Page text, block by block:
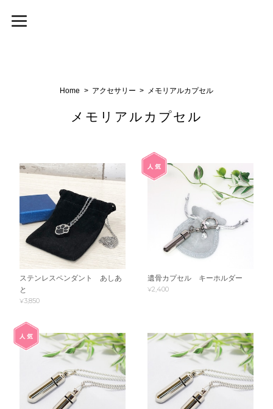
Home アクセサリー メモリアルカプセル
メモリアルカプセル
ステンレスペンダント あしあ
と
¥3,850
遺骨カプセル キーホルダー
¥2,400